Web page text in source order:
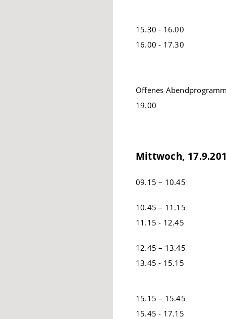
15.30 - 16.00
16.00 - 17.30
Offenes
19.00
Mittwoch,
09.15 – 10.45
10.45 – 11.15
11.15 - 12.45
12.45 – 13.45
13.45 - 15.15
15.15 – 15.45
15.45 - 17.15